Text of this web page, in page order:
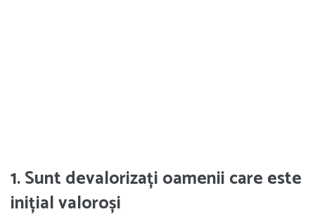
1. Sunt devalorizați oamenii care este
inițial valoroși